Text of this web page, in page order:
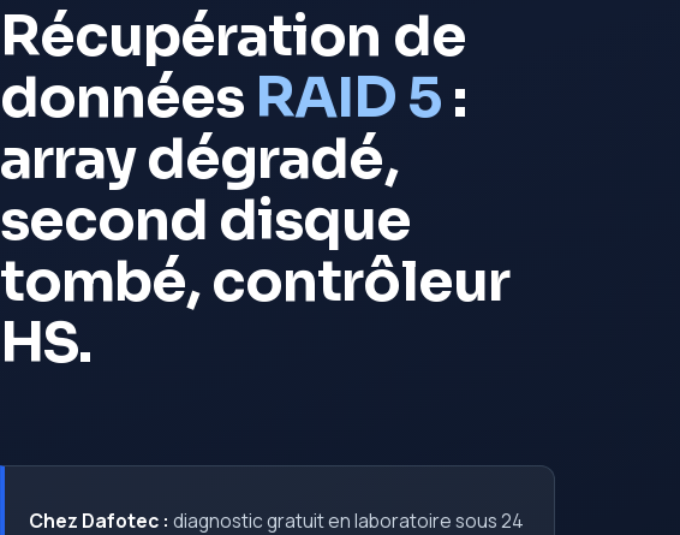
Récupération de
données RAID 5 :
array dégradé,
second disque
tombé, contrôleur
HS.
Chez Dafotec : diagnostic gratuit en laboratoire sous 24